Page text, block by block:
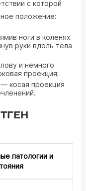
с которой
положение:
ноги в коленях
руки вдоль тела
и немного
проекция;
косая проекция
патологии и